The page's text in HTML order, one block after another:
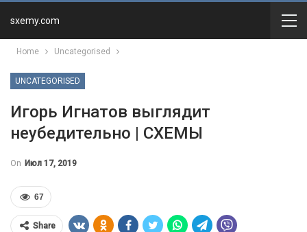
sxemy.com
Home Uncategorised
UNCATEGORISED
Игорь Игнатов выглядит
неубедительно | СХЕМЫ
On Июл 17, 2019
67
Share